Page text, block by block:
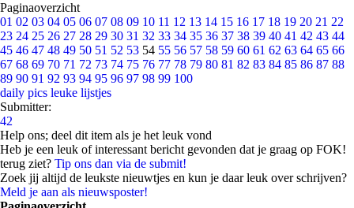
Paginaoverzicht
01 02 03 04 05 06 07 08 09 10 11 12 13 14 15 16 17 18 19 20 21 22
23 24 25 26 27 28 29 30 31 32 33 34 35 36 37 38 39 40 41 42 43 44
45 46 47 48 49 50 51 52 53 54 55 56 57 58 59 60 61 62 63 64 65 66
67 68 69 70 71 72 73 74 75 76 77 78 79 80 81 82 83 84 85 86 87 88
89 90 91 92 93 94 95 96 97 98 99 100
daily pics leuke lijstjes
Submitter:
42
Help ons; deel dit item als je het leuk vond
Heb je een leuk of interessant bericht gevonden dat je graag op FOK!
terug ziet? Tip ons dan via de submit!
Zoek jij altijd de leukste nieuwtjes en kun je daar leuk over schrijven?
Meld je aan als nieuwsposter!